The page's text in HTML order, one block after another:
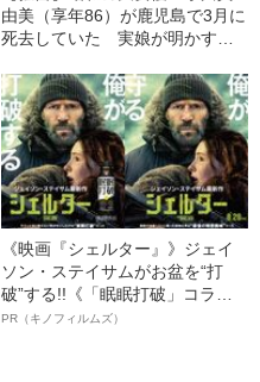
由美（享年86）が鹿児島で3月に
死去していた 実娘が明かす
《映画『シェルター』》ジェイ
ソン・ステイサムがお盆を“打
破”する!!《「眠眠打破」コラ
ボ》
PR（キノフィルムズ）